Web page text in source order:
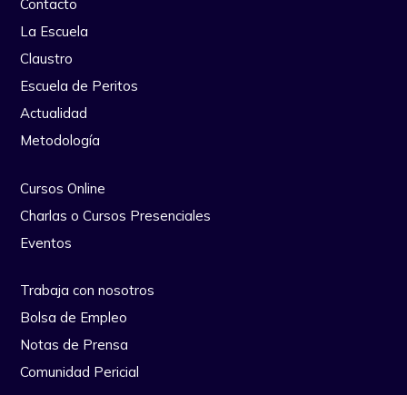
Contacto
La Escuela
Claustro
Escuela de Peritos
Actualidad
Metodología
Cursos Online
Charlas o Cursos Presenciales
Eventos
Trabaja con nosotros
Bolsa de Empleo
Notas de Prensa
Comunidad Pericial